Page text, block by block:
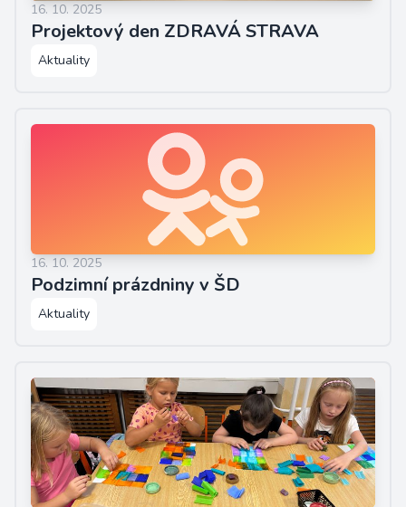
16. 10. 2025
Projektový den ZDRAVÁ STRAVA
Aktuality
16. 10. 2025
Podzimní prázdniny v ŠD
Aktuality